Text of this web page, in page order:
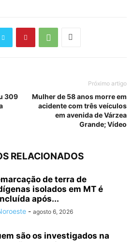
309
Próximo artigo
Mulher de 58 anos morre em
acidente com três veículos
em avenida de Várzea
Grande; Vídeo
RELACIONADOS
de terra de
isolados em MT é
após...
- agosto 6, 2026
são os investigados na